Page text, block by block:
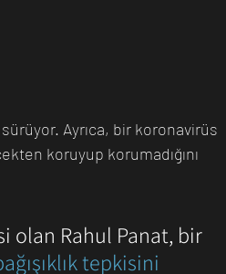
Ayrıca, bir koronavirüs
koruyup korumadığını
olan Rahul Panat, bir
tepkisini